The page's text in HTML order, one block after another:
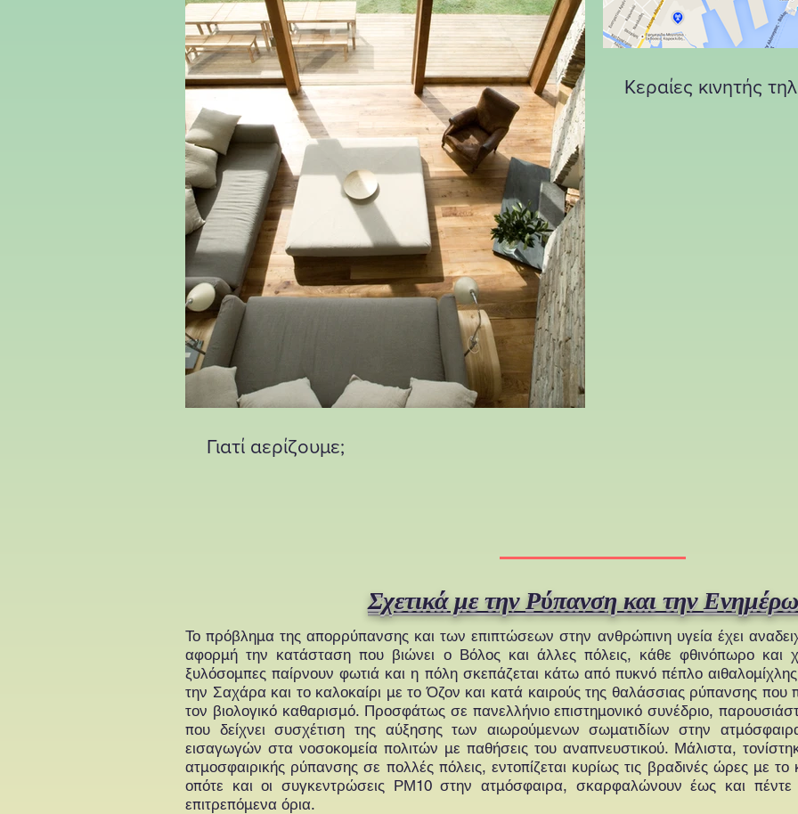
Γιατί αερίζουμε;
Κεραίες κινητής
Σχετικά με την Ρύπανση και την
Το πρόβλημα της απορρύπανσης και των επιπτώσεων στην ανθρώπινη υγεία έχει
αφορμή την κατάσταση που βιώνει ο Βόλος και άλλες πόλεις, κάθε φθινόπωρο και
ξυλόσομπες παίρνουν φωτιά και η πόλη σκεπάζεται κάτω από πυκνό πέπλο
την Σαχάρα και το καλοκαίρι με το Όζον και κατά καιρούς της θαλάσσιας ρύπανσης που
τον βιολογικό καθαρισμό. Προσφάτως σε πανελλήνιο επιστημονικό συνέδριο,
που δείχνει συσχέτιση της αύξησης των αιωρούμενων σωματιδίων στην
εισαγωγών στα νοσοκομεία πολιτών με παθήσεις του αναπνευστικού. Μάλιστα,
ατμοσφαιρικής ρύπανσης σε πολλές πόλεις, εντοπίζεται κυρίως τις βραδινές ώρες με το
οπότε και οι συγκεντρώσεις ΡΜ10 στην ατμόσφαιρα, σκαρφαλώνουν έως και
επιτρεπόμενα όρια.